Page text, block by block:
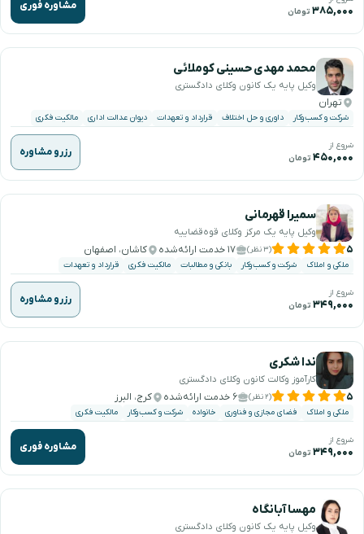
۳۸۵,۰۰۰ تومان مشاوره فوری
محمد مهدی حسینی کوملائی
وکیل پایه یک کانون وکلای دادگستری
تهران
شرکت و کسب‌وکار داوری و حل اختلاف قرارداد و تعهدات دیوان عدالت اداری مالکیت فکری
شروع از
۴۵۰,۰۰۰ تومان رزرو مشاوره
سمیرا قهرمانی
وکیل پایه یک مرکز وکلای قوه‌قضاییه
۵ (۳ نظر) ۱۷ خدمت ارائه‌شده کاشان، اصفهان
ملکی و املاک شرکت و کسب‌وکار بانکی و مطالبات مالکیت فکری قرارداد و تعهدات
شروع از
۳۴۹,۰۰۰ تومان رزرو مشاوره
ندا شکری
کارآموز وکالت کانون وکلای دادگستری
۵ (۲ نظر) ۶ خدمت ارائه‌شده کرج، البرز
ملکی و املاک فضای مجازی و فناوری خانواده شرکت و کسب‌وکار مالکیت فکری
شروع از
۳۴۹,۰۰۰ تومان مشاوره فوری
مهسا آبانگاه
وکیل پایه یک کانون وکلای دادگستری